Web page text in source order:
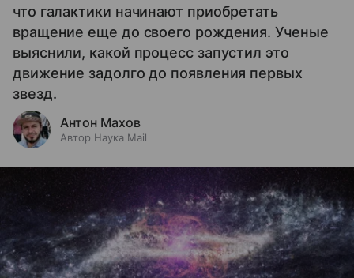
что галактики начинают приобретать
вращение еще до своего рождения. Ученые
выяснили, какой процесс запустил это
движение задолго до появления первых
звезд.
Антон Махов
Автор Наука Mail